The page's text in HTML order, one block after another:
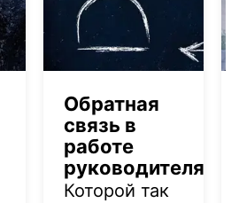
Обратная
связь в
работе
руководителя
Которой так